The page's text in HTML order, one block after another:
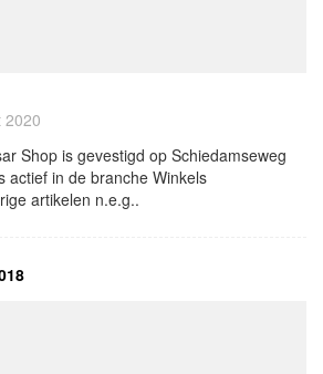
2020
Shop is gevestigd op Schiedamseweg
actief in de branche Winkels
artikelen n.e.g..